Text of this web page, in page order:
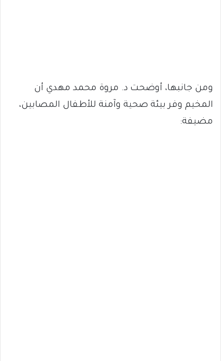
ومن جانبها، أوضحت د. مروة محمد مهدي أن
المخيم وفر بيئة صحية وآمنة للأطفال المصابين،
مضيفة: